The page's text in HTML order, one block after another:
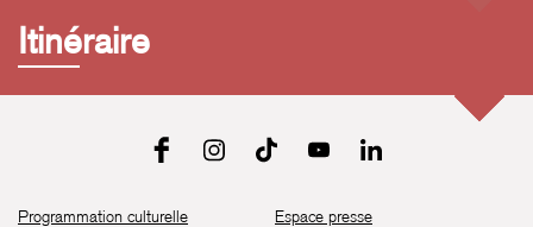
Itinéraire
Programmation culturelle
Espace presse